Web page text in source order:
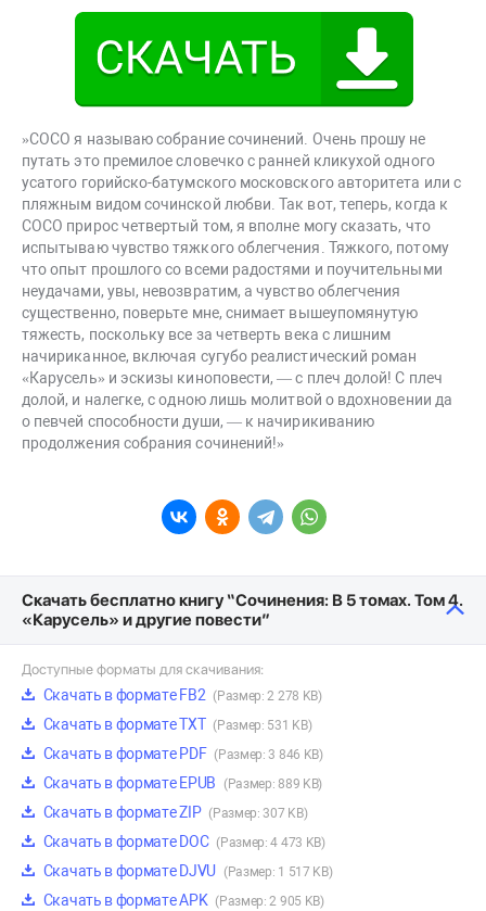
»COCO я называю собрание сочинений. Очень прошу не
путать это премилое словечко с ранней кликухой одного
усатого горийско-батумского московского авторитета или с
пляжным видом сочинской любви. Так вот, теперь, когда к
COCO прирос четвертый том, я вполне могу сказать, что
испытываю чувство тяжкого облегчения. Тяжкого, потому
что опыт прошлого со всеми радостями и поучительными
неудачами, увы, невозвратим, а чувство облегчения
существенно, поверьте мне, снимает вышеупомянутую
тяжесть, поскольку все за четверть века с лишним
начириканное, включая сугубо реалистический роман
«Карусель» и эскизы киноповести, — с плеч долой! С плеч
долой, и налегке, с одною лишь молитвой о вдохновении да
о певчей способности души, — к начирикиванию
продолжения собрания сочинений!»
Скачать бесплатно книгу “Сочинения: В 5 томах. Том 4.
«Карусель» и другие повести”
Доступные форматы для скачивания:
Скачать в формате FB2 (Размер: 2 278 KB)
Скачать в формате TXT (Размер: 531 KB)
Скачать в формате PDF (Размер: 3 846 KB)
Скачать в формате EPUB (Размер: 889 KB)
Скачать в формате ZIP (Размер: 307 KB)
Скачать в формате DOC (Размер: 4 473 KB)
Скачать в формате DJVU (Размер: 1 517 KB)
Скачать в формате APK (Размер: 2 905 KB)